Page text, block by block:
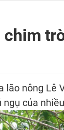
chim
nông Lê
của